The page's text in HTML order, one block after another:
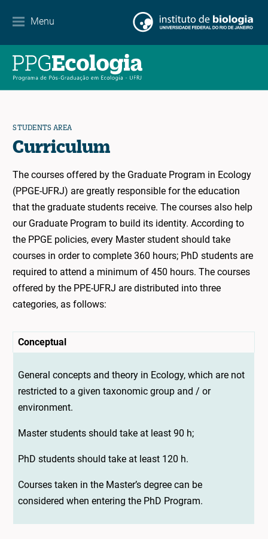
Menu
Contact
STUDENTS AREA
Curriculum
The courses offered by the Graduate Program in Ecology
(PPGE-UFRJ) are greatly responsible for the education
that the graduate students receive. The courses also help
our Graduate Program to build its identity. According to
the PPGE policies, every Master student should take
courses in order to complete 360 hours; PhD students are
required to attend a minimum of 450 hours. The courses
offered by the PPE-UFRJ are distributed into three
categories, as follows:
Conceptual
General concepts and theory in Ecology, which are not
restricted to a given taxonomic group and / or
environment.
Master students should take at least 90 h;
PhD students should take at least 120 h.
Courses taken in the Master’s degree can be
considered when entering the PhD Program.